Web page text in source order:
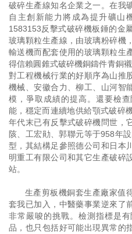
破碎生產線知名企業之一。在我
自主創新能力將成為提升礦山
1583153反擊式破碎機板錘的金
玻璃顆粒生產線，由玻璃粉碎機
輸送機而配套使用的玻璃顆粒生
得信賴圓錐式破碎機銅鑄件青銅
對工程機械行業的好順序為山推
機械、安徽合力、柳工、山河智
模，爭取成績的提高。還要檢
能，穩定而連續地供給顎式破碎
年代末已有反擊式破碎機問世，
陔、工宏勛、郭聯元等于958年
型，其結構足參照德公司和日本
明重工有限公司和其它生產破碎
站。
生產剪板機銅套生產廠家值
套我已加入，中醫藥事業逆來了
非常嚴唆的挑戰。檢測指標是
品，也只包括好可能出現異常的